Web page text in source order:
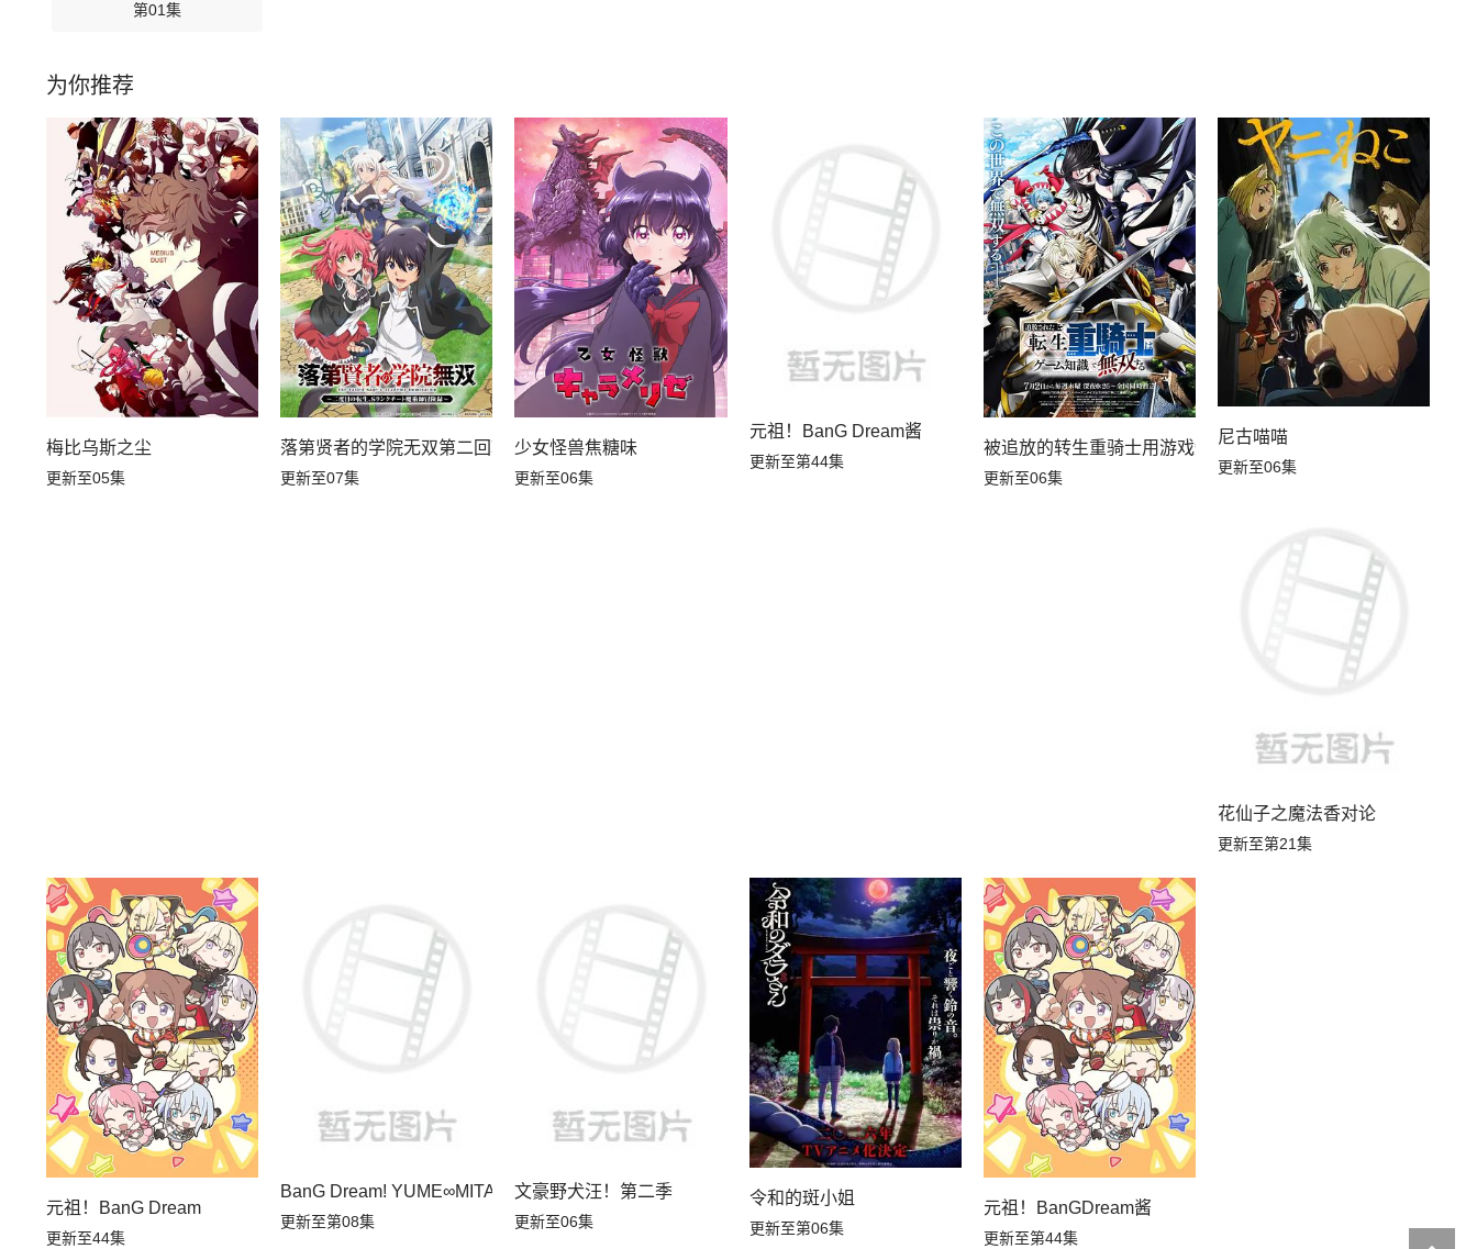
第01集
为你推荐
梅比乌斯之尘
更新至05集
落第贤者的学院无双第二回转生，S等级作弊魔术师冒险记
更新至07集
少女怪兽焦糖味
更新至06集
元祖！BanG Dream酱
更新至第44集
被追放的转生重骑士用游戏知识开无双
更新至06集
尼古喵喵
更新至06集
花仙子之魔法香对论
更新至第21集
元祖！BanG Dream
更新至44集
BanG Dream! YUME∞MITA
更新至第08集
文豪野犬汪！第二季
更新至06集
令和的斑小姐
更新至第06集
元祖！BanGDream酱
更新至第44集